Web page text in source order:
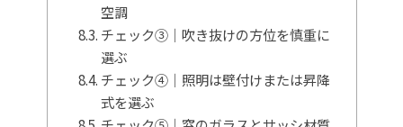
空調
チェック③｜吹き抜けの方位を慎重に
選ぶ
チェック④｜照明は壁付けまたは昇降
式を選ぶ